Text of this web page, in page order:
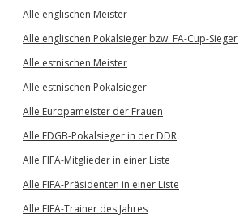
Alle englischen Meister
Alle englischen Pokalsieger bzw. FA-Cup-Sieger
Alle estnischen Meister
Alle estnischen Pokalsieger
Alle Europameister der Frauen
Alle FDGB-Pokalsieger in der DDR
Alle FIFA-Mitglieder in einer Liste
Alle FIFA-Präsidenten in einer Liste
Alle FIFA-Trainer des Jahres